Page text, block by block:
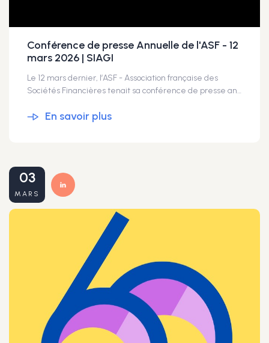
Conférence de presse Annuelle de l'ASF - 12
mars 2026 | SIAGI
Le 12 mars dernier, l’ASF - Association française des
Sociétés Financières tenait sa conférence de presse annuelle. À cette occasion, en sa qualité de Présidente de la Commission Caution, Bérengère Leclère-Kher, Directrice Générale de la SIAGI, a rappelé ce qu’est une société de caution et le fonctionnement des sociétés de caution mutuelle. Sont intervenus à cette conférence : • Charlotte Dennery, Présidente de l’ASF • Solenne LEPAGE, Déléguée générale de l’ASF • Franck Oniga, Vice-président du Conseil de l’ASF • François Camilleri, Président de la Commission Crédit-bail de l’ASF • Philippe Mutin, Président de la Commission Affacturage de l’ASF 🎥 Retrouvez le replay dans son intégralité sur la chaîne de l’ASF.
En savoir plus
03
MARS